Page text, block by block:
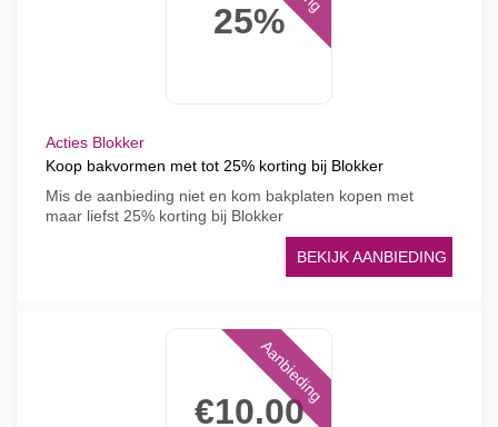
25%
Acties Blokker
Koop bakvormen met tot 25% korting bij Blokker
Mis de aanbieding niet en kom bakplaten kopen met
maar liefst 25% korting bij Blokker
BEKIJK AANBIEDING
€10.00
Aanbieding